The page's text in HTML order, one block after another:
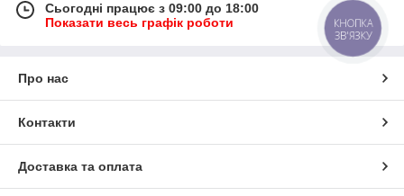
Сьогодні працює з 09:00 до 18:00
Показати весь графік роботи
Про нас
Контакти
Доставка та оплата
КНОПКА
ЗВ'ЯЗКУ